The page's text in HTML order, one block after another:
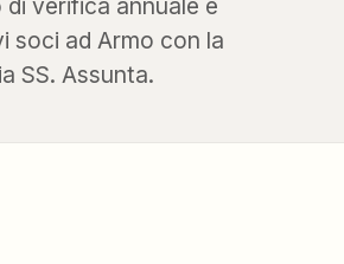
soci ad Armo con la
SS. Assunta.